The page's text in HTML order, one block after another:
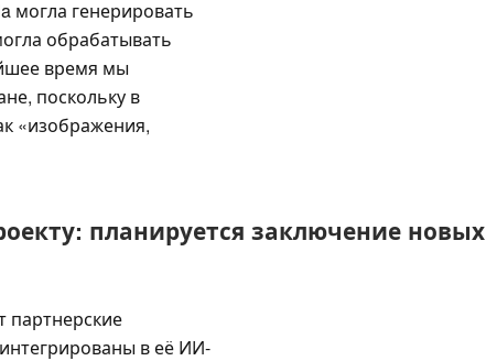
могла генерировать
обрабатывать
время мы
поскольку в
«изображения,
планируется заключение новых
партнерские
в её ИИ-